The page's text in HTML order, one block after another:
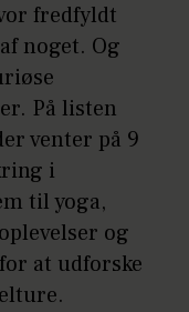
fredfyldt
noget. Og
På listen
venter på 9
i
til yoga,
og
at udforske